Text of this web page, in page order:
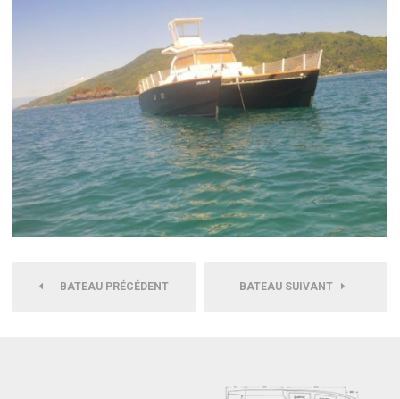
BATEAU PRÉCÉDENT BATEAU SUIVANT